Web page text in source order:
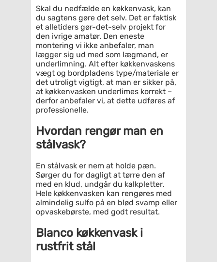
Skal du nedfælde en køkkenvask, kan
du sagtens gøre det selv. Det er faktisk
et alletiders gør-det-selv projekt for
den ivrige amatør. Den eneste
montering vi ikke anbefaler, man
lægger sig ud med som lægmand, er
underlimning. Alt efter køkkenvaskens
vægt og bordpladens type/materiale er
det utroligt vigtigt, at man er sikker på,
at køkkenvasken underlimes korrekt –
derfor anbefaler vi, at dette udføres af
professionelle.
Hvordan rengør man en
stålvask?
En stålvask er nem at holde pæn.
Sørger du for dagligt at tørre den af
med en klud, undgår du kalkpletter.
Hele køkkenvasken kan rengøres med
almindelig sulfo på en blød svamp eller
opvaskebørste, med godt resultat.
Blanco køkkenvask i
rustfrit stål